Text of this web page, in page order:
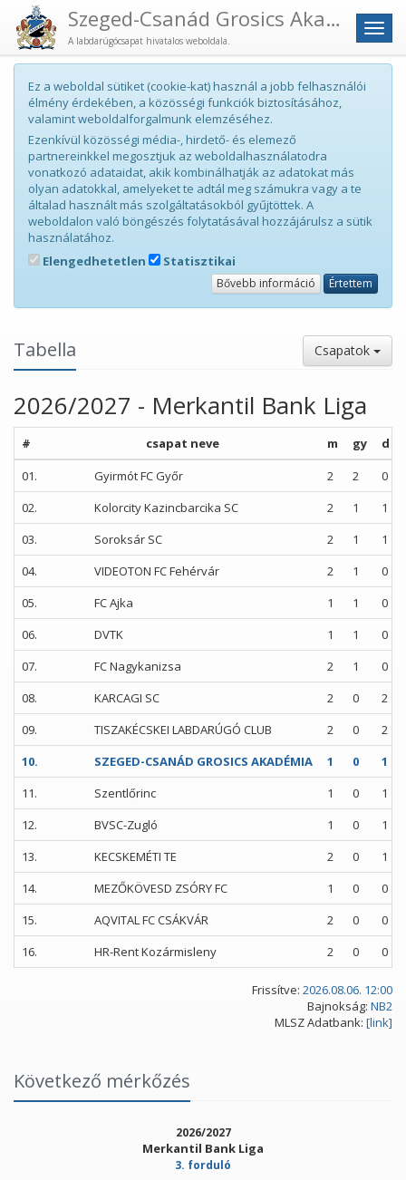
Menü
Szeged-Csanád Grosics Akadémia
A labdarúgócsapat hivatalos weboldala.
Ez a weboldal sütiket (cookie-kat) használ a jobb felhasználói
élmény érdekében, a közösségi funkciók biztosításához,
valamint weboldalforgalmunk elemzéséhez.
Ezenkívül közösségi média-, hirdető- és elemező
partnereinkkel megosztjuk az weboldalhasználatodra
vonatkozó adataidat, akik kombinálhatják az adatokat más
olyan adatokkal, amelyeket te adtál meg számukra vagy a te
általad használt más szolgáltatásokból gyűjtöttek. A
weboldalon való böngészés folytatásával hozzájárulsz a sütik
használatához.
Elengedhetetlen
Statisztikai
Bővebb információ Értettem
Tabella Csapatok
2026/2027 - Merkantil Bank Liga
# csapat neve m gy d
01.
Gyirmót FC Győr 2 2 0
02.
Kolorcity Kazincbarcika SC 2 1 1
03.
Soroksár SC 2 1 1
04.
VIDEOTON FC Fehérvár 2 1 0
05.
FC Ajka 1 1 0
06.
DVTK 1 1 0
07.
FC Nagykanizsa 2 1 0
08.
KARCAGI SC 2 0 2
09.
TISZAKÉCSKEI LABDARÚGÓ CLUB 2 0 2
10.
SZEGED-CSANÁD GROSICS AKADÉMIA 1 0 1
11.
Szentlőrinc 1 0 1
12.
BVSC-Zugló 1 0 1
13.
KECSKEMÉTI TE 2 0 1
14.
MEZŐKÖVESD ZSÓRY FC 1 0 0
15.
AQVITAL FC CSÁKVÁR 2 0 0
16.
HR-Rent Kozármisleny 2 0 0
Frissítve: 2026.08.06. 12:00
Bajnokság: NB2
MLSZ Adatbank: [link]
Következő mérkőzés
2026/2027
Merkantil Bank Liga
3. forduló